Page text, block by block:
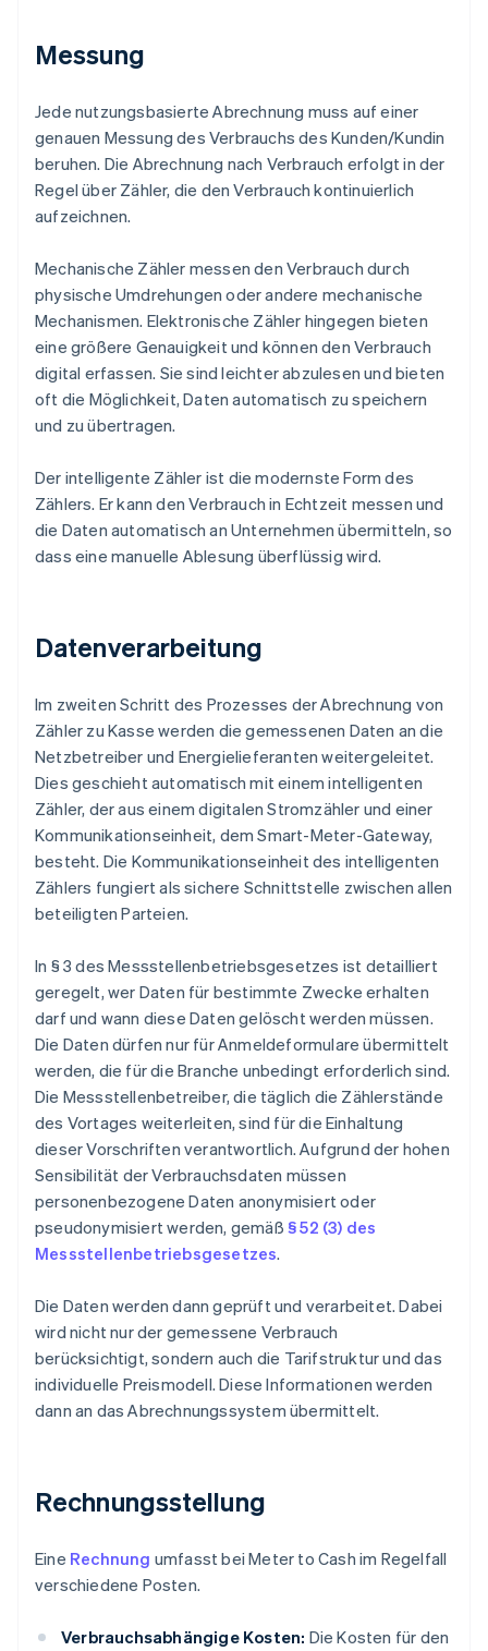
Messung
Jede nutzungsbasierte Abrechnung muss auf einer
genauen Messung des Verbrauchs des Kunden/Kundin
beruhen. Die Abrechnung nach Verbrauch erfolgt in der
Regel über Zähler, die den Verbrauch kontinuierlich
aufzeichnen.
Mechanische Zähler messen den Verbrauch durch
physische Umdrehungen oder andere mechanische
Mechanismen. Elektronische Zähler hingegen bieten
eine größere Genauigkeit und können den Verbrauch
digital erfassen. Sie sind leichter abzulesen und bieten
oft die Möglichkeit, Daten automatisch zu speichern
und zu übertragen.
Der intelligente Zähler ist die modernste Form des
Zählers. Er kann den Verbrauch in Echtzeit messen und
die Daten automatisch an Unternehmen übermitteln, so
dass eine manuelle Ablesung überflüssig wird.
Datenverarbeitung
Im zweiten Schritt des Prozesses der Abrechnung von
Zähler zu Kasse werden die gemessenen Daten an die
Netzbetreiber und Energielieferanten weitergeleitet.
Dies geschieht automatisch mit einem intelligenten
Zähler, der aus einem digitalen Stromzähler und einer
Kommunikationseinheit, dem Smart-Meter-Gateway,
besteht. Die Kommunikationseinheit des intelligenten
Zählers fungiert als sichere Schnittstelle zwischen allen
beteiligten Parteien.
In § 3 des Messstellenbetriebsgesetzes ist detailliert
geregelt, wer Daten für bestimmte Zwecke erhalten
darf und wann diese Daten gelöscht werden müssen.
Die Daten dürfen nur für Anmeldeformulare übermittelt
werden, die für die Branche unbedingt erforderlich sind.
Die Messstellenbetreiber, die täglich die Zählerstände
des Vortages weiterleiten, sind für die Einhaltung
dieser Vorschriften verantwortlich. Aufgrund der hohen
Sensibilität der Verbrauchsdaten müssen
personenbezogene Daten anonymisiert oder
pseudonymisiert werden, gemäß § 52 (3) des
Messstellenbetriebsgesetzes.
Die Daten werden dann geprüft und verarbeitet. Dabei
wird nicht nur der gemessene Verbrauch
berücksichtigt, sondern auch die Tarifstruktur und das
individuelle Preismodell. Diese Informationen werden
dann an das Abrechnungssystem übermittelt.
Rechnungsstellung
Eine Rechnung umfasst bei Meter to Cash im Regelfall
verschiedene Posten.
Verbrauchsabhängige Kosten: Die Kosten für den